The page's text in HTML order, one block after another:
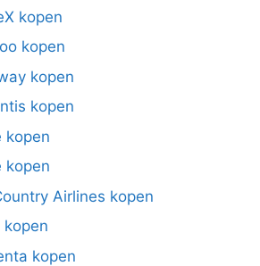
kopen
kopen
kopen
kopen
kopen
kopen
Airlines kopen
kopen
kopen